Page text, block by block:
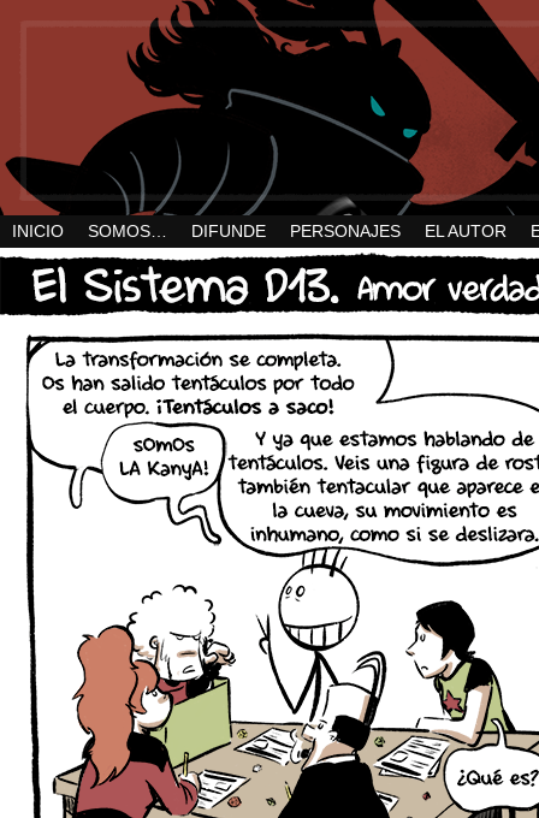
INICIO SOMOS… DIFUNDE PERSONAJES EL AUTOR